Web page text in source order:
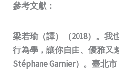
參考文獻：
梁若瑜（譯）（2018）。我
行為學，讓你自由、優雅又
Stéphane Garnier）。臺北市